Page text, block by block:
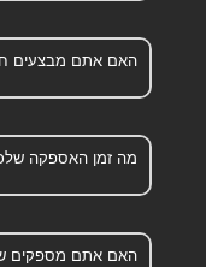
האם אתם מבצעים
מה זמן האספקה
האם אתם מספקים